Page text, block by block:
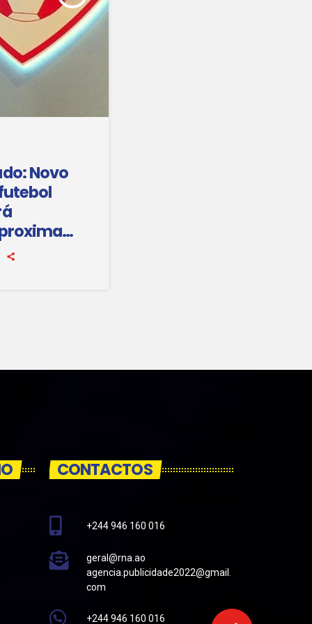
Novo
CONTACTOS
+244 946 160 016
geral@rna.ao
agencia.publicidade2022@gmail.
com
+244 946 160 016